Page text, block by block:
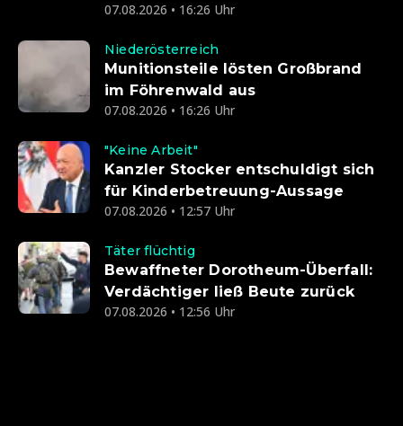
07.08.2026 • 16:26 Uhr
Niederösterreich
Munitionsteile lösten Großbrand
im Föhrenwald aus
07.08.2026 • 16:26 Uhr
"Keine Arbeit"
Kanzler Stocker entschuldigt sich
für Kinderbetreuung-Aussage
07.08.2026 • 12:57 Uhr
Täter flüchtig
Bewaffneter Dorotheum-Überfall:
Verdächtiger ließ Beute zurück
07.08.2026 • 12:56 Uhr